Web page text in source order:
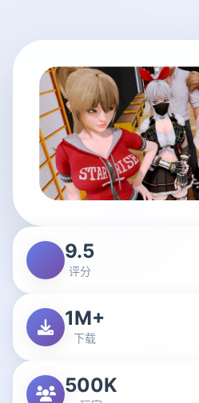
9.5
评分
1M+
下载
500K